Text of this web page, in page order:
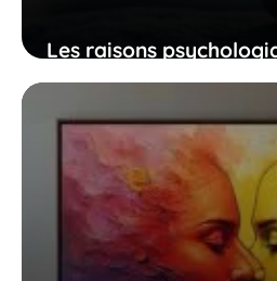
Les raisons
facile et comment
votre équilibre
23 décembre 2025